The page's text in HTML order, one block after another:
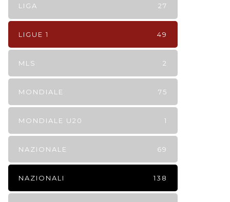
LIGA 27
LIGUE 1 49
MLS 2
MONDIALE 75
MONDIALE U20 1
NAZIONALE 69
NAZIONALI 138